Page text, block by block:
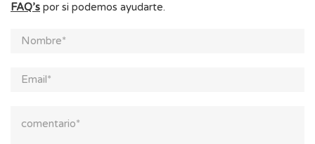
FAQ’s por si podemos ayudarte.